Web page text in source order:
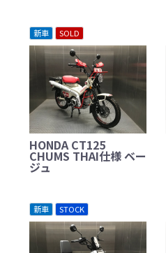
新車 SOLD
HONDA CT125
CHUMS THAI仕様 ベー
ジュ
新車 STOCK